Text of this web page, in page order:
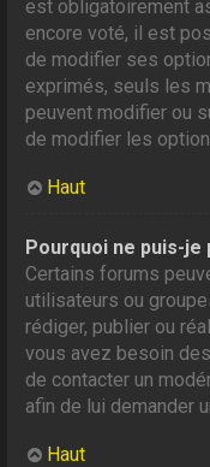
est obligatoirement
encore voté, il est
de modifier ses
exprimés, seuls les
peuvent modifier ou
de modifier les
Haut
Pourquoi ne puis-je
Certains forums
utilisateurs ou
rédiger, publier ou
vous avez besoin
de contacter un
afin de lui demander
Haut